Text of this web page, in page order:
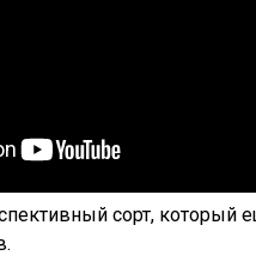
сорт, который